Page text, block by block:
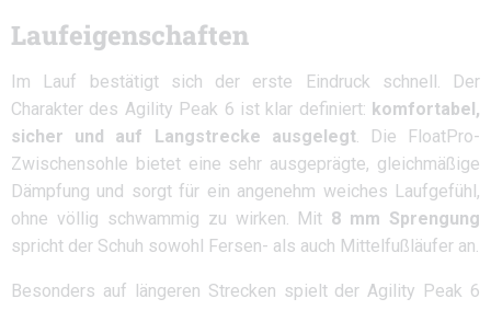
Laufeigenschaften
Im Lauf bestätigt sich der erste Eindruck schnell. Der
Charakter des Agility Peak 6 ist klar definiert: komfortabel,
sicher und auf Langstrecke ausgelegt. Die FloatPro-
Zwischensohle bietet eine sehr ausgeprägte, gleichmäßige
Dämpfung und sorgt für ein angenehm weiches Laufgefühl,
ohne völlig schwammig zu wirken. Mit 8 mm Sprengung
spricht der Schuh sowohl Fersen- als auch Mittelfußläufer an.
Besonders auf längeren Strecken spielt der Agility Peak 6